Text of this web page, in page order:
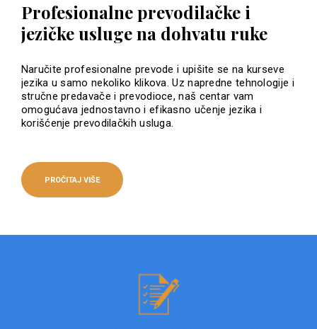
Profesionalne prevodilačke i
jezičke usluge na dohvatu ruke
Naručite profesionalne prevode i upišite se na kurseve
jezika u samo nekoliko klikova. Uz napredne tehnologije i
stručne predavače i prevodioce, naš centar vam
omogućava jednostavno i efikasno učenje jezika i
korišćenje prevodilačkih usluga.
PROČITAJ VIŠE